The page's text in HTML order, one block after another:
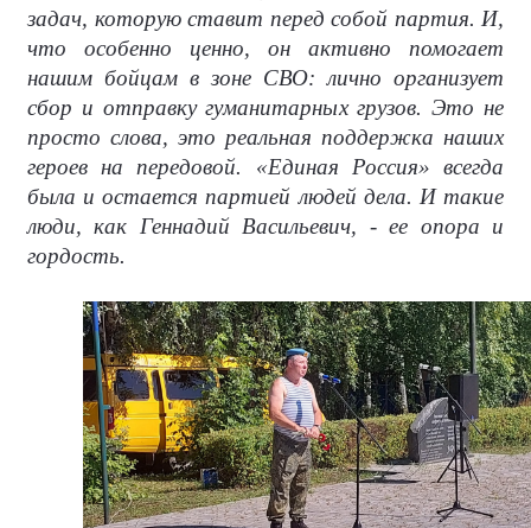
задач, которую ставит перед собой партия. И,
что особенно ценно, он активно помогает
нашим бойцам в зоне СВО: лично организует
сбор и отправку гуманитарных грузов. Это не
просто слова, это реальная поддержка наших
героев на передовой. «Единая Россия» всегда
была и остается партией людей дела. И такие
люди, как Геннадий Васильевич, - ее опора и
гордость.